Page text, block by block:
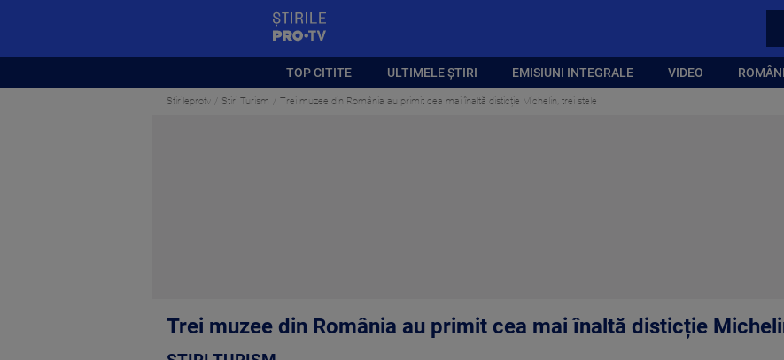
TOP CITITE ULTIMELE ȘTIRI EMISIUNI INTEGRALE VIDEO
Stirileprotv Stiri Turism Trei muzee din România au primit cea mai înaltă disticție Michelin, trei stele
Trei muzee din România au primit cea mai înaltă disticție